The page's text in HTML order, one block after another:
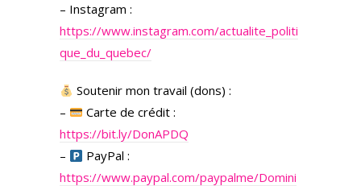
– Instagram :
https://www.instagram.com/actualite_politi
que_du_quebec/
Soutenir mon travail (dons) :
–
Carte de crédit :
https://bit.ly/DonAPDQ
–
PayPal :
https://www.paypal.com/paypalme/Domini